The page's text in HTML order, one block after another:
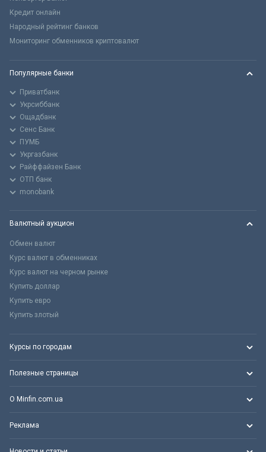
Кредит онлайн
Народный рейтинг банков
Мониторинг обменников криптовалют
Популярные банки
Приватбанк
Укрсиббанк
Ощадбанк
Сенс Банк
ПУМБ
Укргазбанк
Райффайзен Банк
ОТП банк
monobank
Валютный аукцион
Обмен валют
Курс валют в обменниках
Курс валют на черном рынке
Купить доллар
Купить евро
Купить злотый
Курсы по городам
Полезные страницы
О Minfin.com.ua
Реклама